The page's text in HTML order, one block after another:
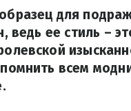
для
ведь ее стиль –
всем